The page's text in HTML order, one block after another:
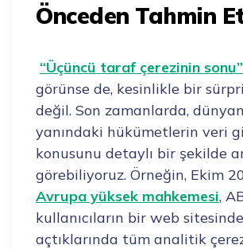
Önceden Tahmin
“Üçüncü taraf çerezinin sonu”
görünse de, kesinlikle bir
değil. Son zamanlarda,
yanındaki hükümetlerin veri
konusunu detaylı bir şekilde
görebiliyoruz. Örneğin, Ekim
Avrupa yüksek mahkemesi,
kullanıcıların bir web
açtıklarında tüm analitik